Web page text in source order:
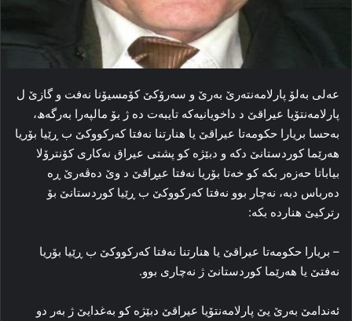
عه‌لی به‌لۆ پارلامه‌نته‌رێ به‌رێ و سه‌رۆکێ کۆمسیۆنا نه‌فت و گازێ ل
پارلامه‌نتۆیا عیراقێ د داخویانیه‌که‌ تایبه‌ت ده‌ ژ بۆ مالپه‌را به‌رگه‌ھ،
به‌حسا بریارا حکومه‌تا عیراقێ یا هنارتنا نه‌فتا که‌رکووکێ ب ڕێیا بۆریا
هه‌رێما کوردستانێ دکه‌ و دبێژه‌ کو پشتی عیراق نه‌کاری کۆنترۆلا
بیاباتا حەزه‌ر بکه‌ کو خه‌تا بۆریا نه‌فتا عیڕاقێ د وێ ده‌ڤه‌رێ ڕه‌
ده‌رباس دبه‌، نه‌چار بوو نه‌فتا که‌رکووکێ ب ڕێیا کوردستانێ بۆ
رتركیێ هنارده‌ بکه‌:
– بریارا حکومه‌تا عیراقێ یا هنارتنا نه‌فتا که‌رکووکێ ب ڕێیا بۆریا
نه‌فتێ یا هه‌رێما کوردستانێ ژ نه‌چاری بوو.
ئه‌ندامێ به‌رێ یێ پارلامه‌نتۆیا عیراقێ دبێژه‌ کو به‌غدایێ ژ به‌ر دو